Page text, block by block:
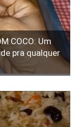
COCO: Um
pra qualquer